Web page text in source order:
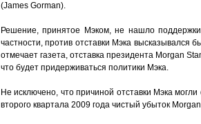
(James Gorman).
Решение, принятое Мэком, не нашло
частности, против отставки Мэка высказывался
отмечает газета, отставка президента Morgan
что будет придерживаться политики Мэка.
Не исключено, что причиной отставки Мэка
второго квартала 2009 года чистый убыток